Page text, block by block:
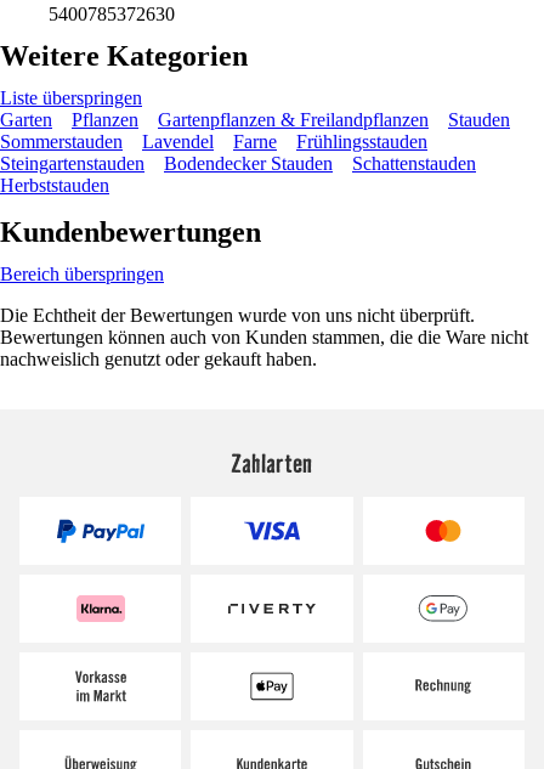
5400785372630
Weitere Kategorien
Liste überspringen
Garten
Pflanzen Gartenpflanzen & Freilandpflanzen
Stauden
Sommerstauden
Lavendel Farne
Frühlingsstauden
Steingartenstauden
Bodendecker Stauden
Schattenstauden
Herbststauden
Kundenbewertungen
Bereich überspringen
Die Echtheit der Bewertungen wurde von uns nicht überprüft.
Bewertungen können auch von Kunden stammen, die die Ware nicht
nachweislich genutzt oder gekauft haben.
Zahlarten